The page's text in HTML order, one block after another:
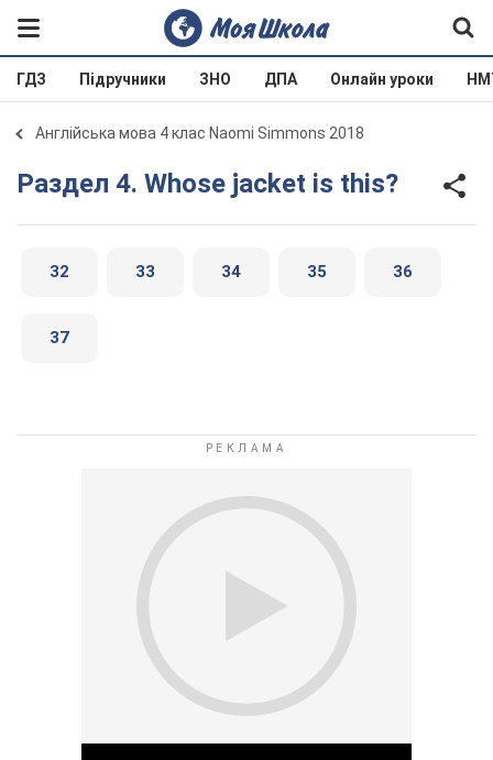
ГДЗ Підручники ЗНО ДПА Онлайн уроки
Англійська мова 4 клас Naomi Simmons 2018
Раздел 4. Whose jacket is this?
32 33 34 35 36
37